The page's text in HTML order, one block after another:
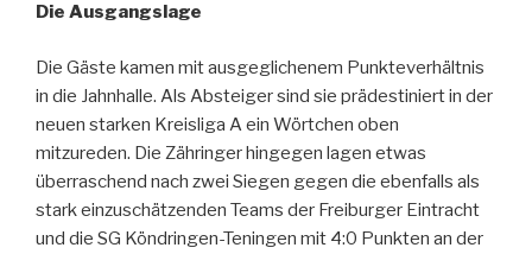
Die Ausgangslage
Die Gäste kamen mit ausgeglichenem Punkteverhältnis
in die Jahnhalle. Als Absteiger sind sie prädestiniert in der
neuen starken Kreisliga A ein Wörtchen oben
mitzureden. Die Zähringer hingegen lagen etwas
überraschend nach zwei Siegen gegen die ebenfalls als
stark einzuschätzenden Teams der Freiburger Eintracht
und die SG Köndringen-Teningen mit 4:0 Punkten an der